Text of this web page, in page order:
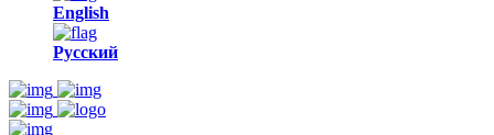
English
Русский